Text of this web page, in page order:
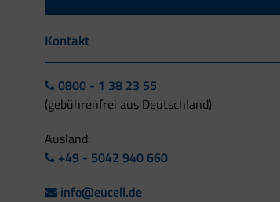
Kontakt
0800 - 1 38 23 55
(gebührenfrei aus Deutschland)
Ausland:
+49 - 5042 940 660
info@eucell.de